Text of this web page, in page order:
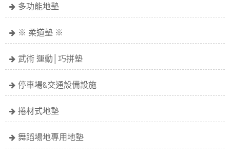
多功能地墊
※ 柔道墊 ※
武術 運動│巧拼墊
停車場&交通設備設施
捲材式地墊
舞蹈場地專用地墊